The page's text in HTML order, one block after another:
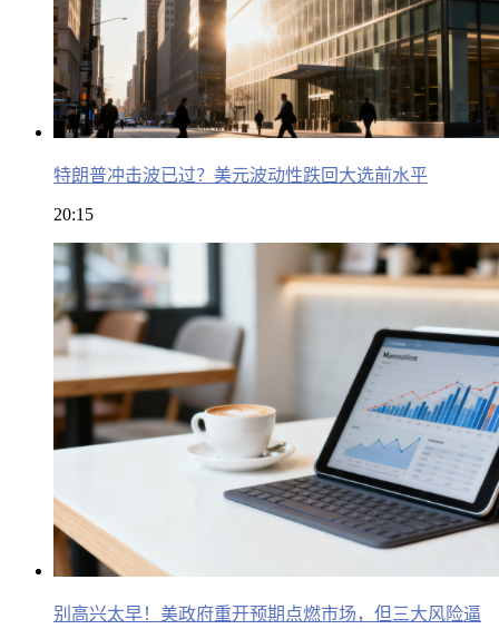
特朗普冲击波已过？美元波动性跌回大选前水平
20:15
别高兴太早！美政府重开预期点燃市场，但三大风险逼